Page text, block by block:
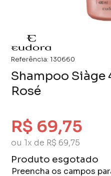
Referência: 130660
Shampoo
Rosé
R$ 69,75
ou 1x de R$ 69,75
Produto esgotado
Preencha os campos